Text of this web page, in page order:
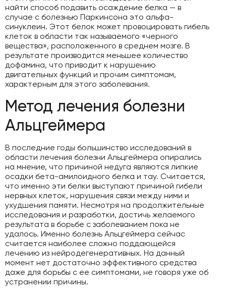
найти способ подавить осаждение белка — в
случае с болезнью Паркинсона это альфа-
синуклеин. Этот белок может провоцировать гибель
клеток в области так называемого «черного
вещества», расположенного в среднем мозге. В
результате производится меньшее количество
дофамина, что приводит к нарушению
двигательных функций и прочим симптомам,
характерным для этого заболевания.
Метод лечения болезни
Альцгеймера
В последние годы большинство исследований в
области лечения болезни Альцгеймера опирались
на мнение, что причиной недуга являются липкие
осадки бета-амилоидного белка и тау. Считается,
что именно эти белки выступают причиной гибели
нервных клеток, нарушения связи между ними и
ухудшения памяти. Несмотря на продолжительные
исследования и разработки, достичь желаемого
результата в борьбе с заболеванием пока не
удалось. Именно болезнь Альцгеймера сейчас
считается наиболее сложно поддающейся
лечению из нейродегенеративных. На данный
момент нет достаточно эффективного средства
даже для борьбы с ее симптомами, не говоря уже об
устранении причины.